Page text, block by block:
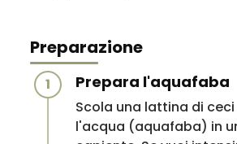
Preparazione
1 Prepara l'aquafaba
Scola una lattina di
l'acqua (aquafaba) in